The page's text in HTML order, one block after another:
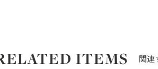
ITEMS 関連